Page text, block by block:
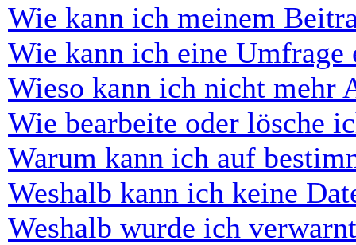
Wie kann ich meinem
Wie kann ich eine Umfrage
Wieso kann ich nicht mehr
Wie bearbeite oder lösche
Warum kann ich auf
Weshalb kann ich keine
Weshalb wurde ich